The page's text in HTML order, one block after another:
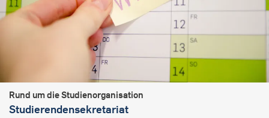
Rund um die Studienorganisation
Studierendensekretariat